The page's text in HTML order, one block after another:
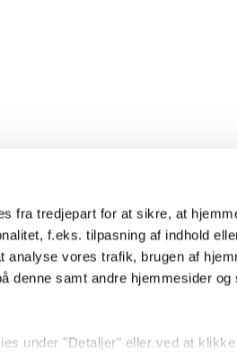
fra tredjepart for at sikre, at
f.eks. tilpasning af indhold
vores trafik, brugen af
denne samt andre hjemmesider og
under "Detaljer" eller ved at